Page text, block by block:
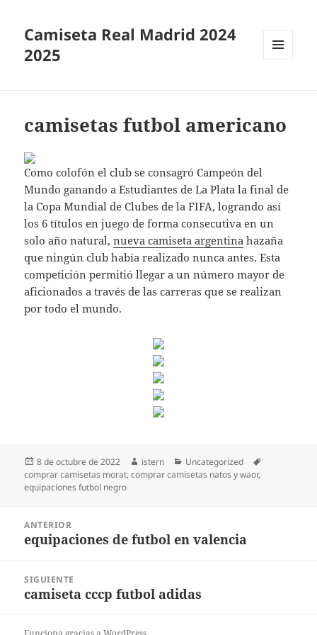
Camiseta Real Madrid 2024
2025
camisetas futbol americano
Como colofón el club se consagró Campeón del
Mundo ganando a Estudiantes de La Plata la final de
la Copa Mundial de Clubes de la FIFA, logrando así
los 6 títulos en juego de forma consecutiva en un
solo año natural,nueva camiseta argentina hazaña
que ningún club había realizado nunca antes. Esta
competición permitió llegar a un número mayor de
aficionados a través de las carreras que se realizan
por todo el mundo.
Publicado
el
8 de octubre de 2022 Autor
istern Categorías
Uncategorized
comprar camisetas morat,comprar camisetas natos y waor,
equipaciones futbol negro
entradas
ANTERIOR
Entrada
equipaciones de futbol en valencia
SIGUIENTE
Entrada
camiseta cccp futbol adidas